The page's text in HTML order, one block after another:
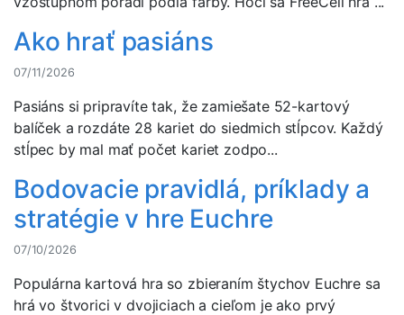
Ako hrať pasiáns
07/11/2026
Pasiáns si pripravíte tak, že zamiešate 52-kartový
balíček a rozdáte 28 kariet do siedmich stĺpcov. Každý
stĺpec by mal mať počet kariet zodpo...
Bodovacie pravidlá, príklady a
stratégie v hre Euchre
07/10/2026
Populárna kartová hra so zbieraním štychov Euchre sa
hrá vo štvorici v dvojiciach a cieľom je ako prvý